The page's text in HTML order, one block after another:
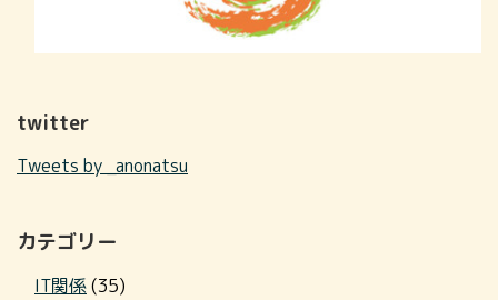
twitter
Tweets by _anonatsu
カテゴリー
IT関係(35)